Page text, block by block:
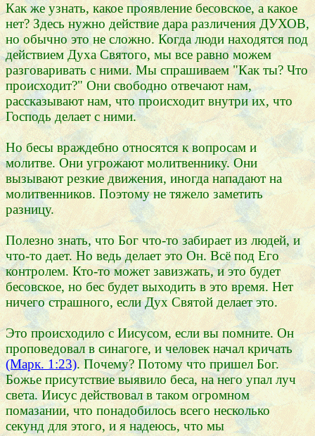
Как же узнать, какое проявление бесовское, а какое
нет? Здесь нужно действие дара различения ДУХОВ,
но обычно это не сложно. Когда люди находятся под
действием Духа Святого, мы все равно можем
разговаривать с ними. Мы спрашиваем "Как ты? Что
происходит?" Они свободно отвечают нам,
рассказывают нам, что происходит внутри их, что
Господь делает с ними.
Но бесы враждебно относятся к вопросам и
молитве. Они угрожают молитвеннику. Они
вызывают резкие движения, иногда нападают на
молитвенников. Поэтому не тяжело заметить
разницу.
Полезно знать, что Бог что-то забирает из людей, и
что-то дает. Но ведь делает это Он. Всё под Его
контролем. Кто-то может завизжать, и это будет
бесовское, но бес будет выходить в это время. Нет
ничего страшного, если Дух Святой делает это.
Это происходило с Иисусом, если вы помните. Он
проповедовал в синагоге, и человек начал кричать
(Марк. 1:23). Почему? Потому что пришел Бог.
Божье присутствие выявило беса, на него упал луч
света. Иисус действовал в таком огромном
помазании, что понадобилось всего несколько
секунд для этого, и я надеюсь, что мы